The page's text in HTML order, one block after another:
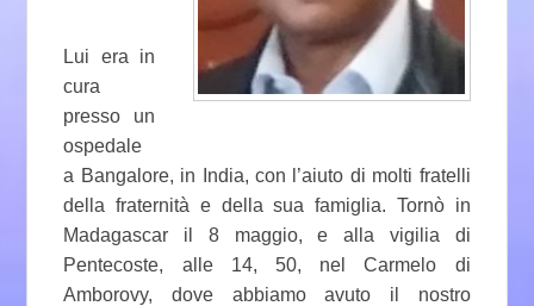
Lui era in
cura
presso un
ospedale
a Bangalore, in India, con l’aiuto di molti fratelli
della fraternità e della sua famiglia. Tornò in
Madagascar il 8 maggio, e alla vigilia di
Pentecoste, alle 14, 50, nel Carmelo di
Amborovy, dove abbiamo avuto il nostro